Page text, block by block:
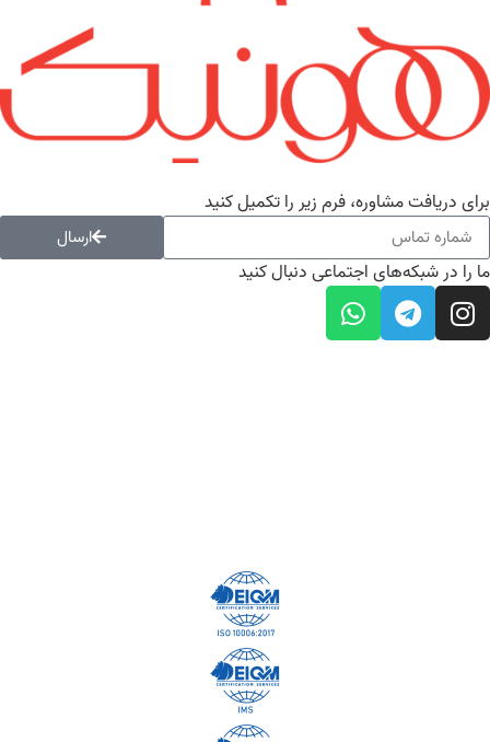
برای دریافت مشاوره، فرم زیر را تکمیل کنید
ارسال
ما را در شبکه‌های اجتماعی دنبال کنید